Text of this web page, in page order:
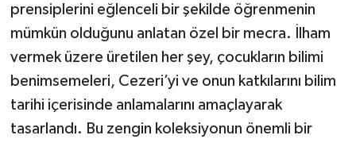
prensiplerini eğlenceli bir şekilde öğrenmenin
mümkün olduğunu anlatan özel bir mecra. İlham
vermek üzere üretilen her şey, çocukların bilimi
benimsemeleri, Cezeri’yi ve onun katkılarını bilim
tarihi içerisinde anlamalarını amaçlayarak
tasarlandı. Bu zengin koleksiyonun önemli bir